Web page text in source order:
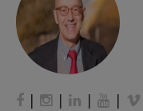
| | | |